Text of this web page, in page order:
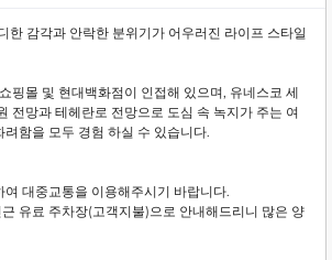
한 감각과 안락한 분위기가 어우러진 라이프 스타일
핑몰 및 현대백화점이 인접해 있으며, 유네스코 세
전망과 테헤란로 전망으로 도심 속 녹지가 주는 여
함을 모두 경험 하실 수 있습니다.
여 대중교통을 이용해주시기 바랍니다.
근 유료 주차장(고객지불)으로 안내해드리니 많은 양